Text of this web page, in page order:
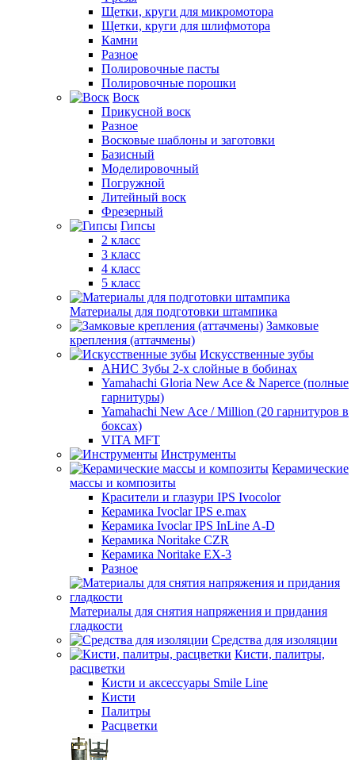
Щетки, круги для микромотора
Щетки, круги для шлифмотора
Камни
Разное
Полировочные пасты
Полировочные порошки
Воск
Прикусной воск
Разное
Восковые шаблоны и заготовки
Базисный
Моделировочный
Погружной
Литейный воск
Фрезерный
Гипсы
2 класс
3 класс
4 класс
5 класс
Материалы для подготовки штампика
Замковые
крепления (аттачмены)
Искусственные зубы
АНИС Зубы 2-х слойные в бобинах
Yamahachi Gloria New Ace & Naperce (полные
гарнитуры)
Yamahachi New Ace / Million (20 гарнитуров в
боксах)
VITA MFT
Инструменты
Керамические
массы и композиты
Красители и глазури IPS Ivocolor
Керамика Ivoclar IPS e.max
Керамика Ivoclar IPS InLine A-D
Керамика Noritake CZR
Керамика Noritake EX-3
Разное
Материалы для снятия напряжения и придания
гладкости
Средства для изоляции
Кисти, палитры,
расцветки
Кисти и аксессуары Smile Line
Кисти
Палитры
Расцветки